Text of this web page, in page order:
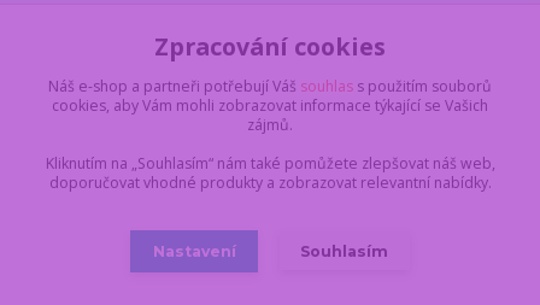
Zpracování cookies
Náš e-shop a partneři potřebují Váš souhlas s použitím souborů
cookies, aby Vám mohli zobrazovat informace týkající se Vašich
zájmů.
Kliknutím na „Souhlasím“ nám také pomůžete zlepšovat náš web,
doporučovat vhodné produkty a zobrazovat relevantní nabídky.
Nastavení Souhlasím